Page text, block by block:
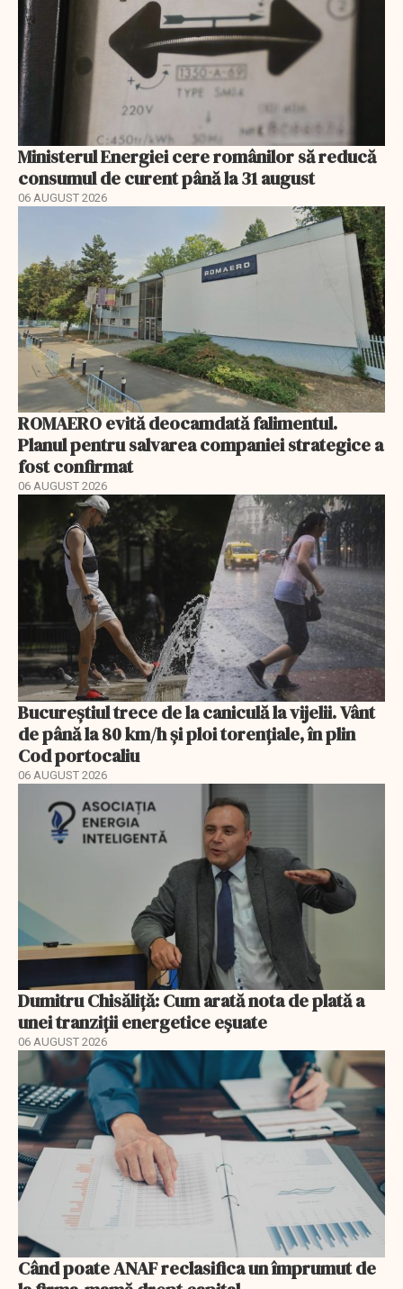
Ministerul Energiei cere românilor să reducă
consumul de curent până la 31 august
06 AUGUST 2026
ROMAERO evită deocamdată falimentul.
Planul pentru salvarea companiei strategice a
fost confirmat
06 AUGUST 2026
Bucureștiul trece de la caniculă la vijelii. Vânt
de până la 80 km/h și ploi torențiale, în plin
Cod portocaliu
06 AUGUST 2026
Dumitru Chisăliță: Cum arată nota de plată a
unei tranziții energetice eșuate
06 AUGUST 2026
Când poate ANAF reclasifica un împrumut de